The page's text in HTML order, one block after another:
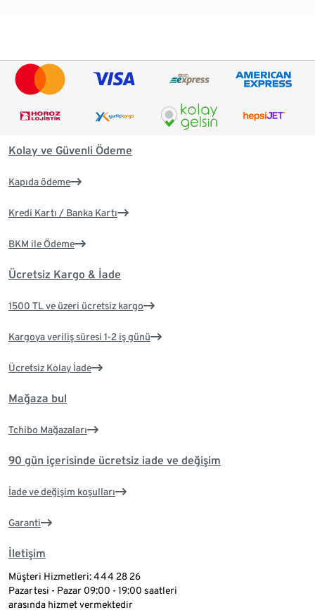
Kolay ve Güvenli Ödeme
Kapıda ödeme
Kredi Kartı / Banka Kartı
BKM ile Ödeme
Ücretsiz Kargo & İade
1500 TL ve üzeri ücretsiz kargo
Kargoya veriliş süresi 1-2 iş günü
Ücretsiz Kolay İade
Mağaza bul
Tchibo Mağazaları
90 gün içerisinde ücretsiz iade ve değişim
İade ve değişim koşulları
Garanti
İletişim
Müşteri Hizmetleri: 444 28 26
Pazartesi - Pazar 09:00 - 19:00 saatleri
arasında hizmet vermektedir